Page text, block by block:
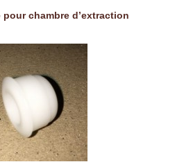
chambre d’extraction